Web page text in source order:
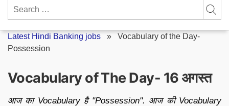
Search
Latest Hindi Banking jobs » Vocabulary of the Day-
Possession
Vocabulary of The Day- 16 अगस्त
आज का Vocabulary है "Possession". आज की Vocabulary